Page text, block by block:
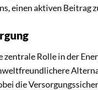
einen aktiven Beitrag
zentrale Rolle in der
die